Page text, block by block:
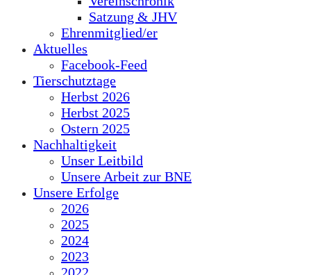
Satzung & JHV
Ehrenmitglied/er
Aktuelles
Facebook-Feed
Tierschutztage
Herbst 2026
Herbst 2025
Ostern 2025
Nachhaltigkeit
Unser Leitbild
Unsere Arbeit zur BNE
Unsere Erfolge
2026
2025
2024
2023